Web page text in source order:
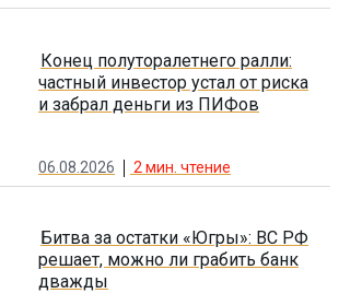
Конец полуторалетнего ралли:
частный инвестор устал от риска
и забрал деньги из ПИФов
06.08.2026 2 мин. чтение
Битва за остатки «Югры»: ВС РФ
решает, можно ли грабить банк
дважды